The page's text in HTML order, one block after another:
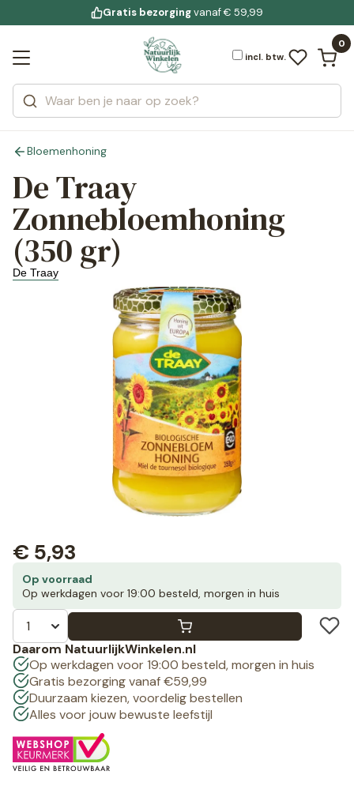
Jouw bewuste leefstijl
voor 19:00 uur besteld
Gratis bezorgingvanaf € 59,99
incl. btw.
0
Zoeken
Categorieën
Merken
Bekijk alle resultaten
Bloemenhoning
De Traay
Zonnebloemhoning
(350 gr)
De Traay
Op voorraad
Op werkdagen voor 19:00 besteld, morgen in huis
€ 5,93
Daarom NatuurlijkWinkelen.nl
Op werkdagen voor 19:00 besteld, morgen in huis
Gratis bezorging vanaf €59,99
Duurzaam kiezen, voordelig bestellen
Alles voor jouw bewuste leefstijl